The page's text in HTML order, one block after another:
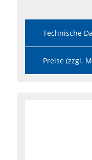
Technische
Preise (zzgl.